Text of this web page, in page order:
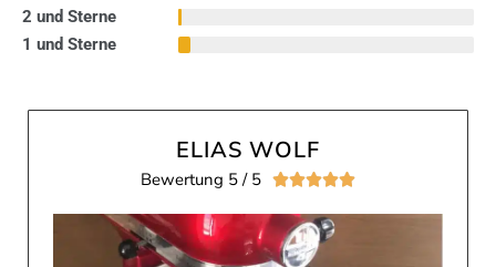
2 und Sterne
1 und Sterne
ELIAS WOLF
Bewertung 5 / 5 